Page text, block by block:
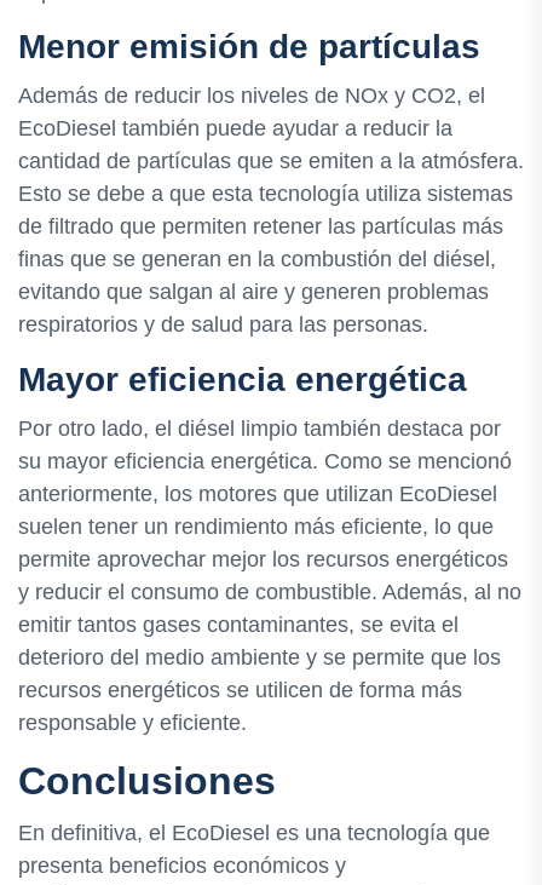
Menor emisión de partículas
Además de reducir los niveles de NOx y CO2, el
EcoDiesel también puede ayudar a reducir la
cantidad de partículas que se emiten a la atmósfera.
Esto se debe a que esta tecnología utiliza sistemas
de filtrado que permiten retener las partículas más
finas que se generan en la combustión del diésel,
evitando que salgan al aire y generen problemas
respiratorios y de salud para las personas.
Mayor eficiencia energética
Por otro lado, el diésel limpio también destaca por
su mayor eficiencia energética. Como se mencionó
anteriormente, los motores que utilizan EcoDiesel
suelen tener un rendimiento más eficiente, lo que
permite aprovechar mejor los recursos energéticos
y reducir el consumo de combustible. Además, al no
emitir tantos gases contaminantes, se evita el
deterioro del medio ambiente y se permite que los
recursos energéticos se utilicen de forma más
responsable y eficiente.
Conclusiones
En definitiva, el EcoDiesel es una tecnología que
presenta beneficios económicos y